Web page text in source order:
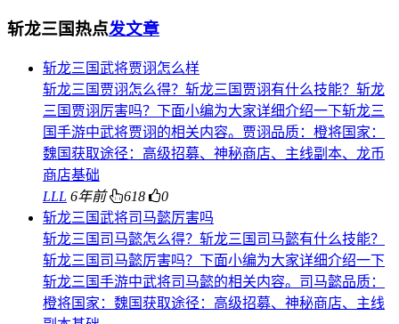
斩龙三国热点发文章
斩龙三国武将贾诩怎么样
斩龙三国贾诩怎么得？斩龙三国贾诩有什么技能？斩龙
三国贾诩厉害吗？下面小编为大家详细介绍一下斩龙三
国手游中武将贾诩的相关内容。贾诩品质：橙将国家：
魏国获取途径：高级招募、神秘商店、主线副本、龙币
商店基础
LLL 6年前 618
0
斩龙三国武将司马懿厉害吗
斩龙三国司马懿怎么得？斩龙三国司马懿有什么技能？
斩龙三国司马懿厉害吗？下面小编为大家详细介绍一下
斩龙三国手游中武将司马懿的相关内容。司马懿品质：
橙将国家：魏国获取途径：高级招募、神秘商店、主线